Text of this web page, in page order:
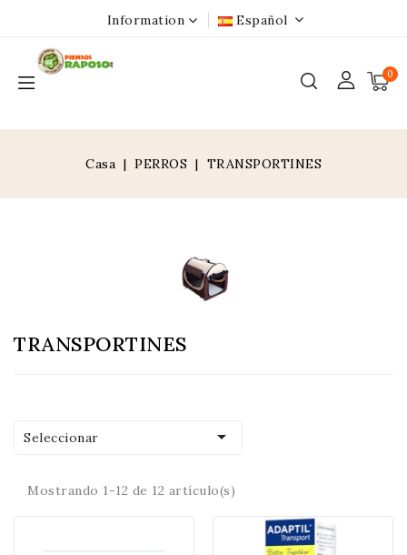
Information Español
0
Casa PERROS TRANSPORTINES
TRANSPORTINES
Seleccionar 
Mostrando 1-12 de 12 artículo(s)